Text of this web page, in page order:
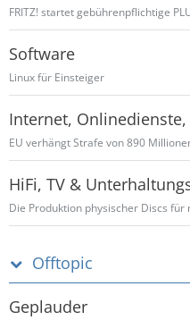
FRITZ! startet gebührenpflichtige
Software
Linux für Einsteiger
EU verhängt Strafe von 890
HiFi, TV &
Offtopic
Geplauder